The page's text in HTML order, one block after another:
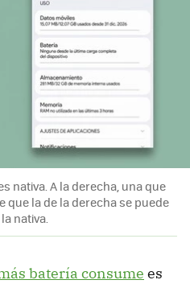
nativa. A la derecha, una que
que la de la derecha se puede
nativa.
batería consume es